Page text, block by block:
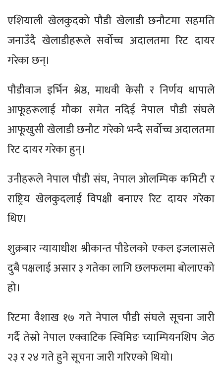
एशियाली खेलकुदको पौडी खेलाडी छनौटमा सहमति
जनाउँदै खेलाडीहरूले सर्वोच्च अदालतमा रिट दायर
गरेका छन्।
पौडीवाज इर्भिन श्रेष्ठ, माधवी केसी र निर्णय थापाले
आफूहरूलाई मौका समेत नदिई नेपाल पौडी संघले
आफूखुसी खेलाडी छनौट गरेको भन्दै सर्वोच्च अदालतमा
रिट दायर गरेका हुन्।
उनीहरूले नेपाल पौडी संघ, नेपाल ओलम्पिक कमिटी र
राष्ट्रिय खेलकुदलाई विपक्षी बनाएर रिट दायर गरेका
थिए।
शुक्रबार न्यायाधीश श्रीकान्त पौडेलको एकल इजलासले
दुबै पक्षलाई असार ३ गतेका लागि छलफलमा बोलाएको
हो।
रिटमा वैशाख १७ गते नेपाल पौडी संघले सूचना जारी
गर्दै तेस्रो नेपाल एक्वाटिक स्विमिङ च्याम्पियनशिप जेठ
२३ र २४ गते हुने सूचना जारी गरिएको थियो।